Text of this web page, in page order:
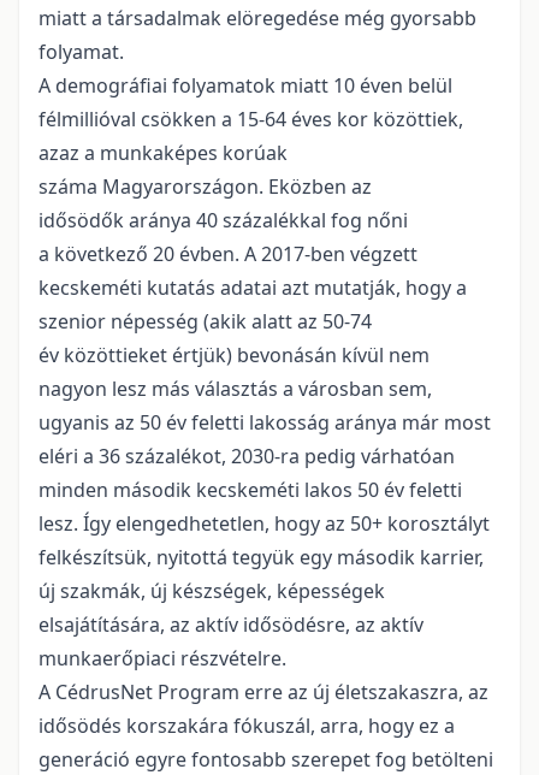
miatt a társadalmak elöregedése még gyorsabb
folyamat.
A demográfiai folyamatok miatt 10 éven belül
félmillióval csökken a 15-64 éves kor közöttiek,
azaz a munkaképes korúak
száma Magyarországon. Eközben az
idősödők aránya 40 százalékkal fog nőni
a következő 20 évben. A 2017-ben végzett
kecskeméti kutatás adatai azt mutatják, hogy a
szenior népesség (akik alatt az 50-74
év közöttieket értjük) bevonásán kívül nem
nagyon lesz más választás a városban sem,
ugyanis az 50 év feletti lakosság aránya már most
eléri a 36 százalékot, 2030-ra pedig várhatóan
minden második kecskeméti lakos 50 év feletti
lesz. Így elengedhetetlen, hogy az 50+ korosztályt
felkészítsük, nyitottá tegyük egy második karrier,
új szakmák, új készségek, képességek
elsajátítására, az aktív idősödésre, az aktív
munkaerőpiaci részvételre.
A CédrusNet Program erre az új életszakaszra, az
idősödés korszakára fókuszál, arra, hogy ez a
generáció egyre fontosabb szerepet fog betölteni